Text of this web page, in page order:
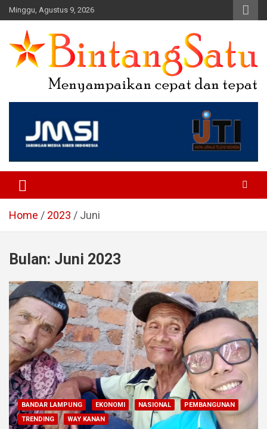
Skip
to
content
Minggu, Agustus 9, 2026
Portal Berita Nasional dan
Regional
Home 2023 Juni
Bulan: Juni 2023
BANDAR LAMPUNG EKONOMI NASIONAL
PEMBANGUNAN
TRENDING
WAY KANAN